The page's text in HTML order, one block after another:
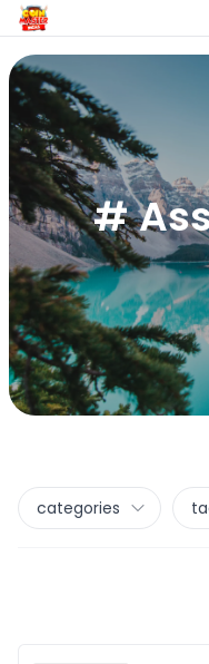
#
categories